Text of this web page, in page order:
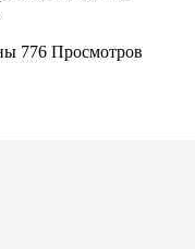
776 Просмотров